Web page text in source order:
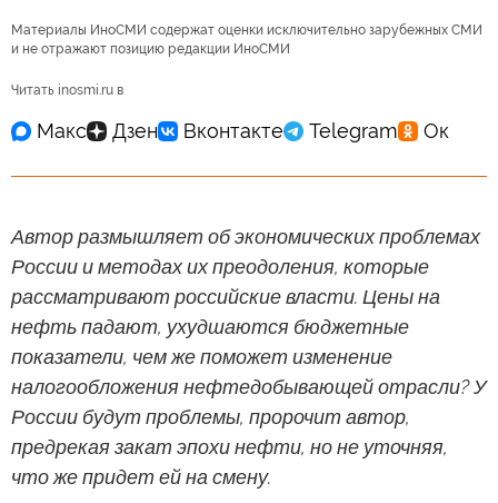
Материалы ИноСМИ содержат оценки исключительно зарубежных СМИ
и не отражают позицию редакции ИноСМИ
Читать inosmi.ru в
Автор размышляет об экономических проблемах
России и методах их преодоления, которые
рассматривают российские власти. Цены на
нефть падают, ухудшаются бюджетные
показатели, чем же поможет изменение
налогообложения нефтедобывающей отрасли? У
России будут проблемы, пророчит автор,
предрекая закат эпохи нефти, но не уточняя,
что же придет ей на смену.